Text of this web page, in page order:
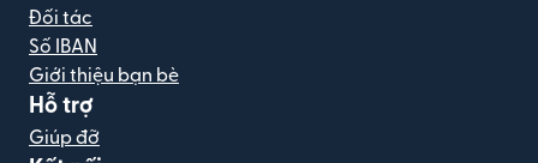
Đối tác
Số IBAN
Giới thiệu bạn bè
Hỗ trợ
Giúp đỡ